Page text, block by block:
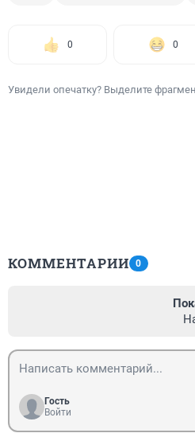
0 0
Увидели опечатку? Выделите
КОММЕНТАРИИ 0
Гость
Войти